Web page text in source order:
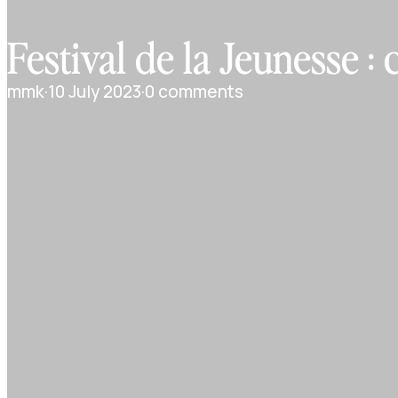
Festival de la Jeunesse :
mmk·10 July 2023·0 comments